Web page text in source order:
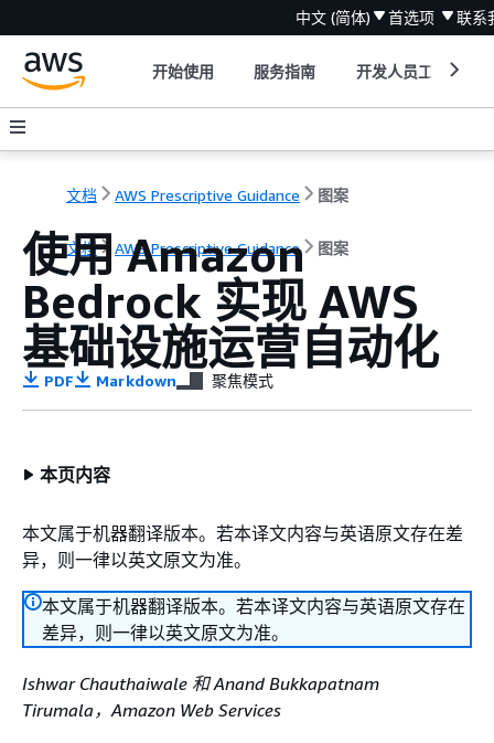
中文 (简体) 首选项 联系
开始使用 服务指南 开发人员工具
文档 AWS Prescriptive Guidance 图案
文档 AWS Prescriptive Guidance 图案
使用 Amazon
Bedrock 实现 AWS
基础设施运营自动化
PDF Markdown 聚焦模式
本页内容
本文属于机器翻译版本。若本译文内容与英语原文存在差
异，则一律以英文原文为准。
本文属于机器翻译版本。若本译文内容与英语原文存在
差异，则一律以英文原文为准。
Ishwar Chauthaiwale 和 Anand Bukkapatnam
Tirumala，Amazon Web Services